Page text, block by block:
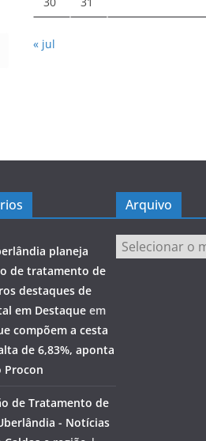
« jul
planeja
de tratamento de
destaques de
em Destaque em
compõem a cesta
de 6,83%, aponta
Procon
de Tratamento de
- Notícias
Arquivo
Arquivo